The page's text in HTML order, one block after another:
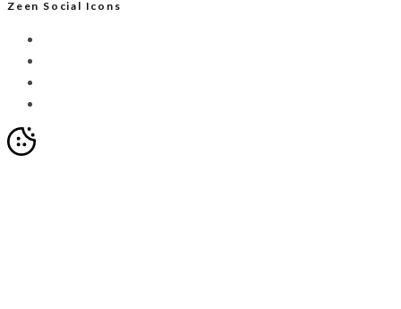
Zeen Social Icons